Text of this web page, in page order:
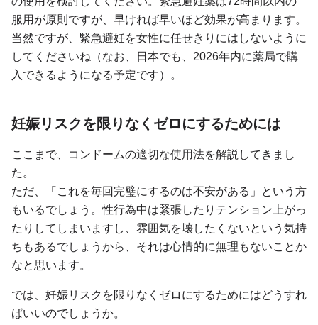
服用が原則ですが、早ければ早いほど効果が高まります。
当然ですが、緊急避妊を女性に任せきりにはしないように
してくださいね（なお、日本でも、2026年内に薬局で購
入できるようになる予定です）。
妊娠リスクを限りなくゼロにするためには
ここまで、コンドームの適切な使用法を解説してきまし
た。
ただ、「これを毎回完璧にするのは不安がある」という方
もいるでしょう。性行為中は緊張したりテンション上がっ
たりしてしまいますし、雰囲気を壊したくないという気持
ちもあるでしょうから、それは心情的に無理もないことか
なと思います。
では、妊娠リスクを限りなくゼロにするためにはどうすれ
ばいいのでしょうか。